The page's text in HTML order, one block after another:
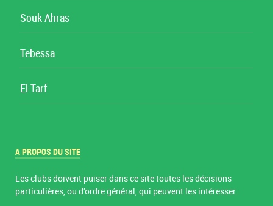
Souk Ahras
Tebessa
El Tarf
A PROPOS DU SITE
Les clubs doivent puiser dans ce site toutes les décisions
particulières, ou d’ordre général, qui peuvent les intéresser.